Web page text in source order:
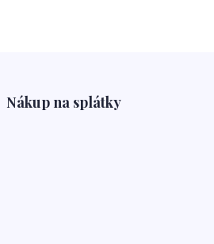
Nákup na splátky